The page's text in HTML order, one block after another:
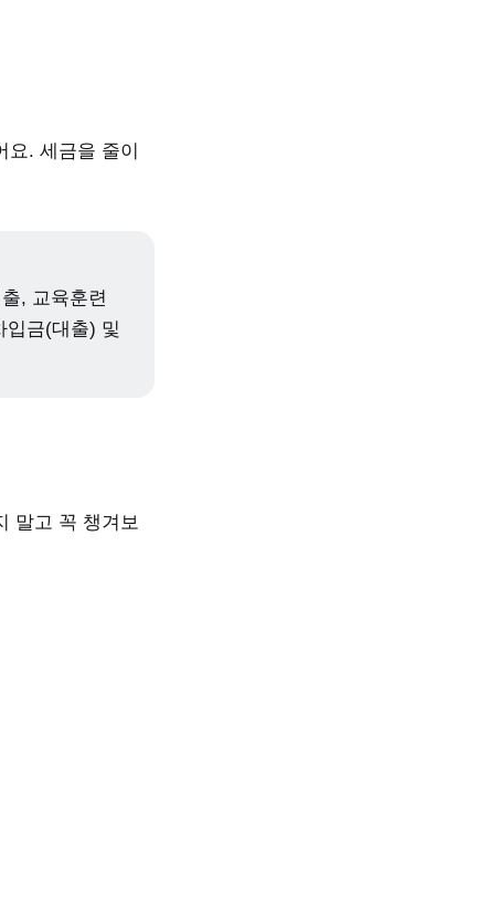
. 세금을 줄이
, 교육훈련
입금(대출) 및
말고 꼭 챙겨보